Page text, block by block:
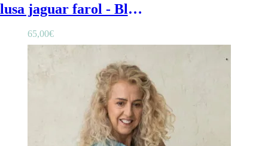
Blusa jaguar farol - Blusa mujer de ceremonia en estampado jaguar de color lila y manga farol
65,00€